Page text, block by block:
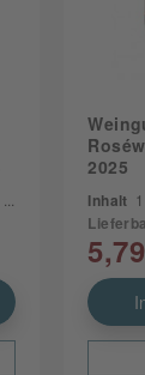
2025
Inhalt